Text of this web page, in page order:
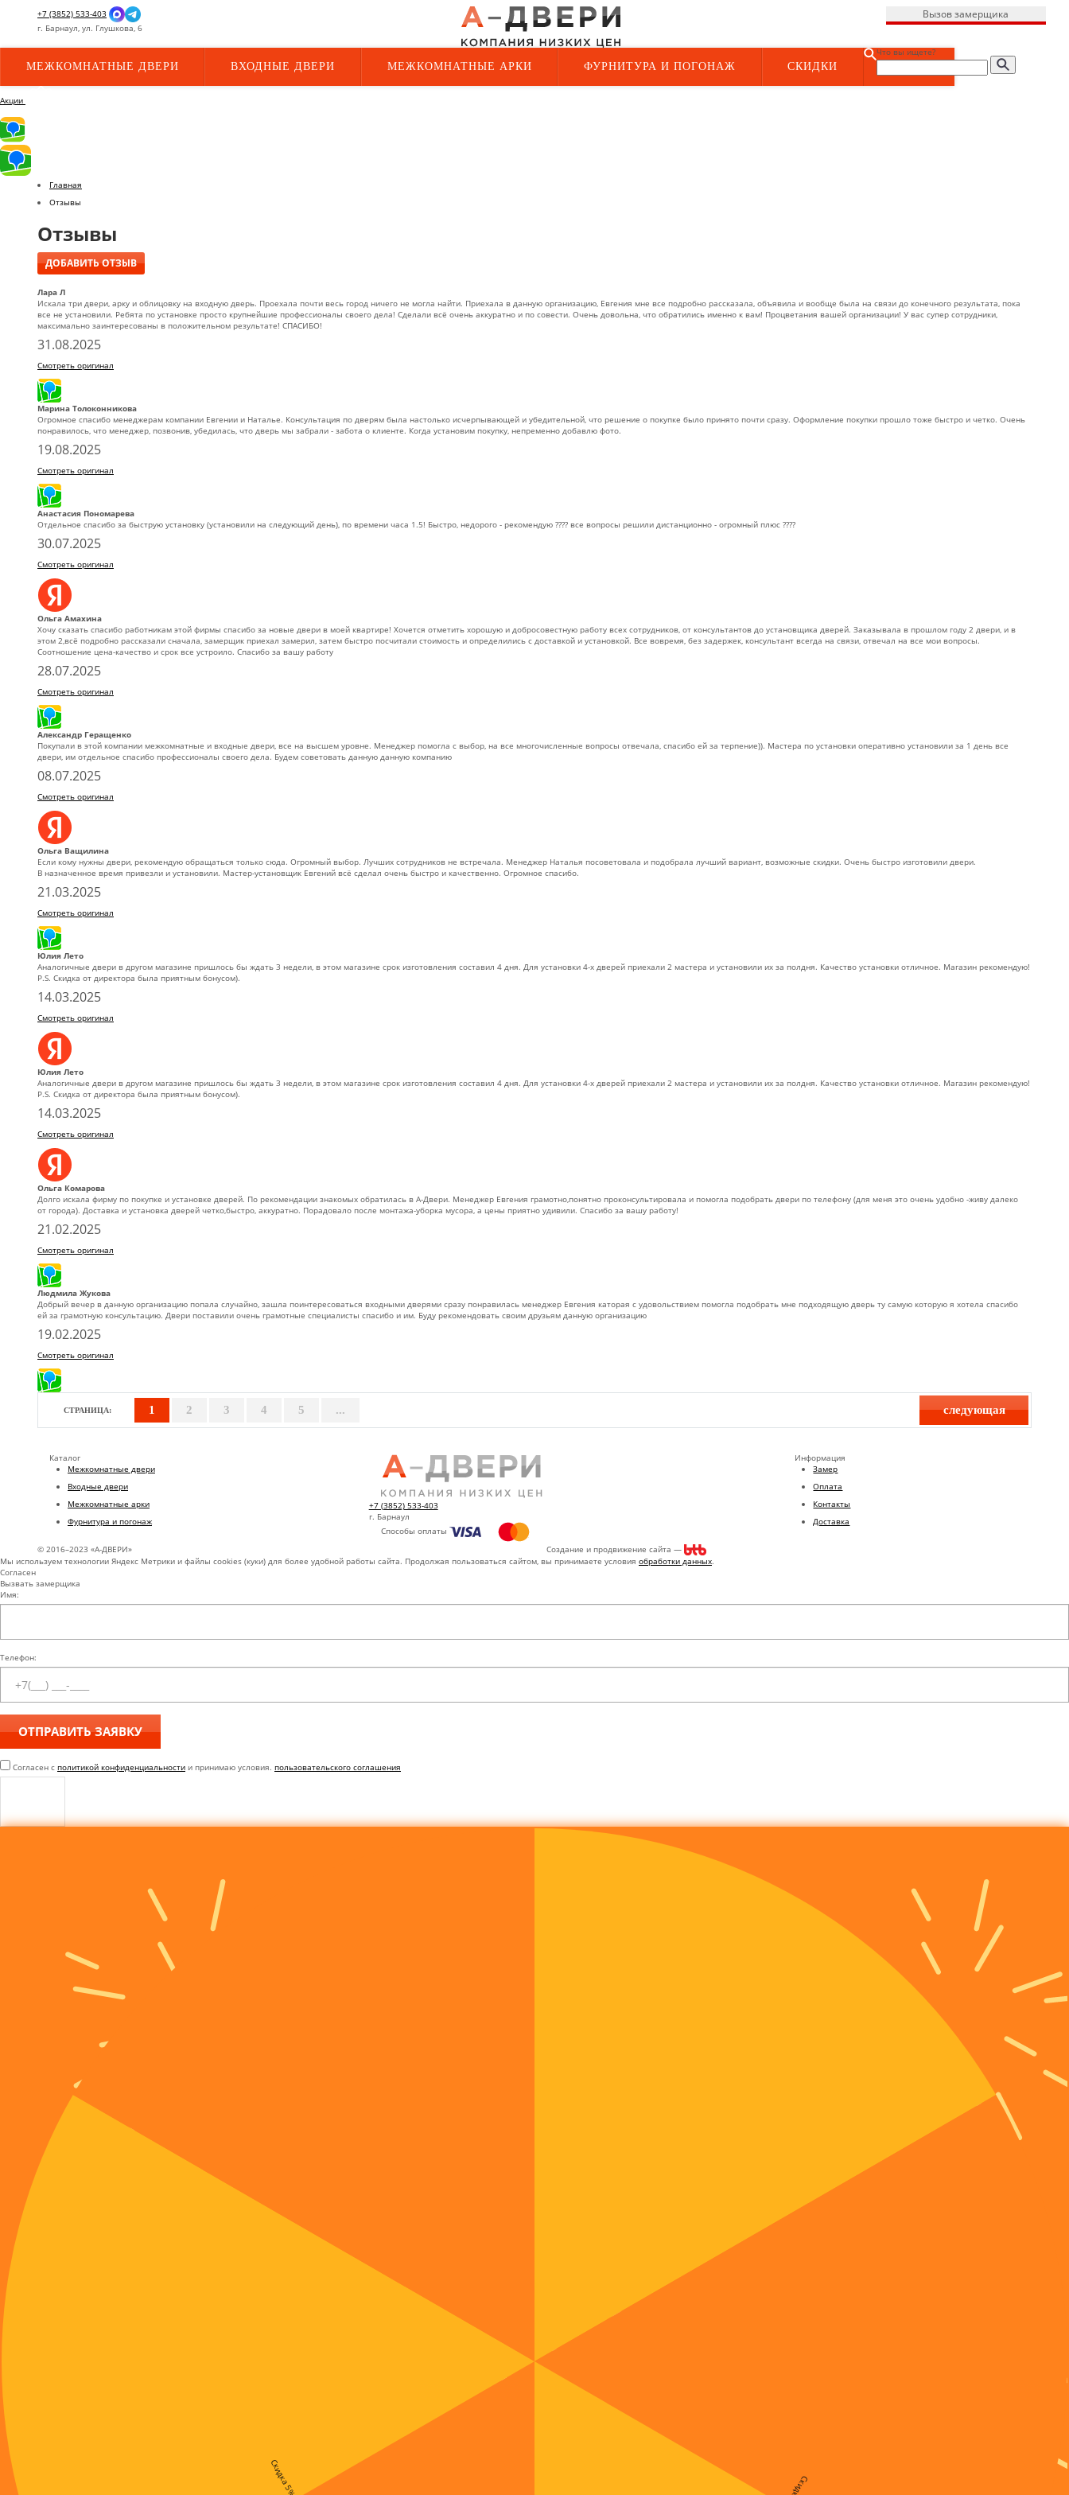
+7 (3852) 533-403
г. Барнаул, ул. Глушкова, 6
Вызов замерщика
МЕЖКОМНАТНЫЕ ДВЕРИ ВХОДНЫЕ ДВЕРИ МЕЖКОМНАТНЫЕ АРКИ ФУРНИТУРА И ПОГОНАЖ СКИДКИ
Что вы ищете?
Акции
Главная
Отзывы
Отзывы
ДОБАВИТЬ ОТЗЫВ
Лара Л
Искала три двери, арку и облицовку на входную дверь. Проехала почти весь город ничего не могла найти. Приехала в данную организацию, Евгения мне все подробно рассказала, объявила и вообще была на связи до конечного результата, пока
все не установили. Ребята по установке просто крупнейшие профессионалы своего дела! Сделали всё очень аккуратно и по совести. Очень довольна, что обратились именно к вам! Процветания вашей организации! У вас супер сотрудники,
максимально заинтересованы в положительном результате! СПАСИБО!
31.08.2025
Смотреть оригинал
Марина Толоконникова
Огромное спасибо менеджерам компании Евгении и Наталье. Консультация по дверям была настолько исчерпывающей и убедительной, что решение о покупке было принято почти сразу. Оформление покупки прошло тоже быстро и четко. Очень
понравилось, что менеджер, позвонив, убедилась, что дверь мы забрали - забота о клиенте. Когда установим покупку, непременно добавлю фото.
19.08.2025
Смотреть оригинал
Анастасия Пономарева
Отдельное спасибо за быструю установку (установили на следующий день), по времени часа 1.5! Быстро, недорого - рекомендую ???? все вопросы решили дистанционно - огромный плюс ????
30.07.2025
Смотреть оригинал
Ольга Амахина
Хочу сказать спасибо работникам этой фирмы спасибо за новые двери в моей квартире! Хочется отметить хорошую и добросовестную работу всех сотрудников, от консультантов до установщика дверей. Заказывала в прошлом году 2 двери, и в
этом 2,всё подробно рассказали сначала, замерщик приехал замерил, затем быстро посчитали стоимость и определились с доставкой и установкой. Все вовремя, без задержек, консультант всегда на связи, отвечал на все мои вопросы.
Соотношение цена-качество и срок все устроило. Спасибо за вашу работу
28.07.2025
Смотреть оригинал
Александр Геращенко
Покупали в этой компании межкомнатные и входные двери, все на высшем уровне. Менеджер помогла с выбор, на все многочисленные вопросы отвечала, спасибо ей за терпение)). Мастера по установки оперативно установили за 1 день все
двери, им отдельное спасибо профессионалы своего дела. Будем советовать данную данную компанию
08.07.2025
Смотреть оригинал
Ольга Ващилина
Если кому нужны двери, рекомендую обращаться только сюда. Огромный выбор. Лучших сотрудников не встречала. Менеджер Наталья посоветовала и подобрала лучший вариант, возможные скидки. Очень быстро изготовили двери.
В назначенное время привезли и установили. Мастер-установщик Евгений всё сделал очень быстро и качественно. Огромное спасибо.
21.03.2025
Смотреть оригинал
Юлия Лето
Аналогичные двери в другом магазине пришлось бы ждать 3 недели, в этом магазине срок изготовления составил 4 дня. Для установки 4-х дверей приехали 2 мастера и установили их за полдня. Качество установки отличное. Магазин рекомендую!
P.S. Скидка от директора была приятным бонусом).
14.03.2025
Смотреть оригинал
Юлия Лето
Аналогичные двери в другом магазине пришлось бы ждать 3 недели, в этом магазине срок изготовления составил 4 дня. Для установки 4-х дверей приехали 2 мастера и установили их за полдня. Качество установки отличное. Магазин рекомендую!
P.S. Скидка от директора была приятным бонусом).
14.03.2025
Смотреть оригинал
Ольга Комарова
Долго искала фирму по покупке и установке дверей. По рекомендации знакомых обратилась в А-Двери. Менеджер Евгения грамотно,понятно проконсультировала и помогла подобрать двери по телефону (для меня это очень удобно -живу далеко
от города). Доставка и установка дверей четко,быстро, аккуратно. Порадовало после монтажа-уборка мусора, а цены приятно удивили. Спасибо за вашу работу!
21.02.2025
Смотреть оригинал
Людмила Жукова
Добрый вечер в данную организацию попала случайно, зашла поинтересоваться входными дверями сразу понравилась менеджер Евгения каторая с удовольствием помогла подобрать мне подходящую дверь ту самую которую я хотела спасибо
ей за грамотную консультацию. Двери поставили очень грамотные специалисты спасибо и им. Буду рекомендовать своим друзьям данную организацию
19.02.2025
Смотреть оригинал
СТРАНИЦА: следующая
1 2 3 4 5 ...
Каталог
Межкомнатные двери
Входные двери
Межкомнатные арки
Фурнитура и погонаж
+7 (3852) 533-403
г. Барнаул
Способы оплаты
Информация
Замер
Оплата
Контакты
Доставка
© 2016–2023 «А-ДВЕРИ»
Создание и продвижение сайта —
Мы используем технологии Яндекс Метрики и файлы cookies (куки) для более удобной работы сайта. Продолжая пользоваться сайтом, вы принимаете условия обработки данных.
Согласен
Вызвать замерщика
Имя:
Телефон:
Согласен с политикой конфиденциальности и принимаю условия. пользовательского соглашения
Скидка 5%